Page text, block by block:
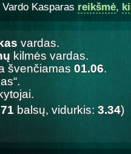
Kasparas reikšmė,
vardas.
kilmės vardas.
švenčiamas 01.06.
balsų, vidurkis: 3.34)